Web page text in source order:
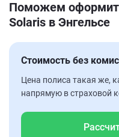
Поможем
Solaris в Энгельсе
Стоимость без
Цена полиса такая же,
напрямую в страховой